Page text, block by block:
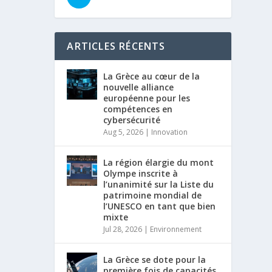
ARTICLES RÉCENTS
La Grèce au cœur de la
nouvelle alliance
européenne pour les
compétences en
cybersécurité
Aug 5, 2026 | Innovation
La région élargie du mont
Olympe inscrite à
l’unanimité sur la Liste du
patrimoine mondial de
l’UNESCO en tant que bien
mixte
Jul 28, 2026 | Environnement
La Grèce se dote pour la